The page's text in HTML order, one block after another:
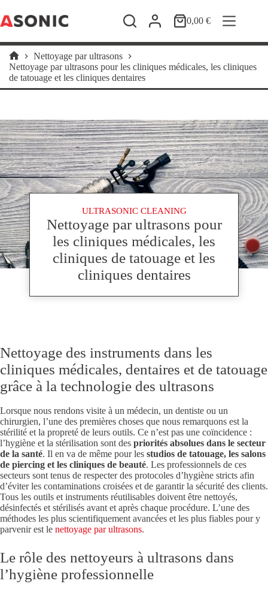
au
contenu
Panier0,00€
Accueil
Nettoyage par ultrasons
Nettoyage par ultrasons pour les cliniques médicales, les cliniques
de tatouage et les cliniques dentaires
ULTRASONIC CLEANING
Nettoyage par ultrasons pour
les cliniques médicales, les
cliniques de tatouage et les
cliniques dentaires
Nettoyage des instruments dans les
cliniques médicales, dentaires et de tatouage
grâce à la technologie des ultrasons
Lorsque nous rendons visite à un médecin, un dentiste ou un
chirurgien, l’une des premières choses que nous remarquons est la
stérilité et la propreté de leurs outils. Ce n’est pas une coïncidence :
l’hygiène et la stérilisation sont des priorités absolues dans le secteur
de la santé. Il en va de même pour les studios de tatouage, les salons
de piercing et les cliniques de beauté. Les professionnels de ces
secteurs sont tenus de respecter des protocoles d’hygiène stricts afin
d’éviter les contaminations croisées et de garantir la sécurité des clients.
Tous les outils et instruments réutilisables doivent être nettoyés,
désinfectés et stérilisés avant et après chaque procédure. L’une des
méthodes les plus scientifiquement avancées et les plus fiables pour y
parvenir est le nettoyage par ultrasons.
Le rôle des nettoyeurs à ultrasons dans
l’hygiène professionnelle